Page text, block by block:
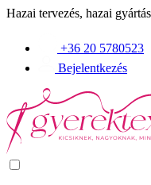
Hazai tervezés, hazai gyártás
+36 20 5780523
Bejelentkezés